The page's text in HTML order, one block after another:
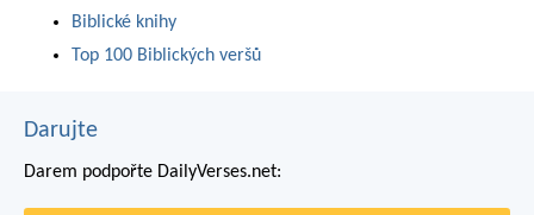
Biblické knihy
Top 100 Biblických veršů
Darujte
Darem podpořte DailyVerses.net: